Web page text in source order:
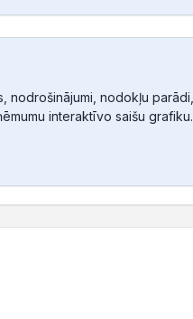
nodrošinājumi, nodokļu parādi,
interaktīvo saišu grafiku.